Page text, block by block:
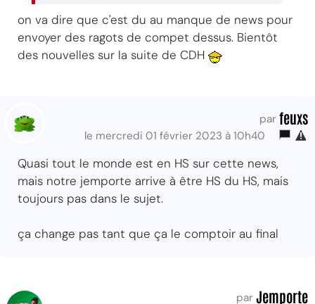
on va dire que c'est du au manque de news pour
envoyer des ragots de compet dessus. Bientôt
des nouvelles sur la suite de CDH
par feuxs
le mercredi 01 février 2023 à 10h40
Quasi tout le monde est en HS sur cette news,
mais notre jemporte arrive à être HS du HS, mais
toujours pas dans le sujet.
ça change pas tant que ça le comptoir au final
par Jemporte